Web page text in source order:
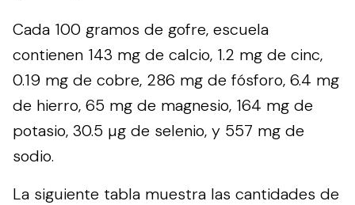
Cada 100 gramos de gofre, escuela
contienen 143 mg de calcio, 1.2 mg de cinc,
0.19 mg de cobre, 286 mg de fósforo, 6.4 mg
de hierro, 65 mg de magnesio, 164 mg de
potasio, 30.5 µg de selenio, y 557 mg de
sodio.
La siguiente tabla muestra las cantidades de